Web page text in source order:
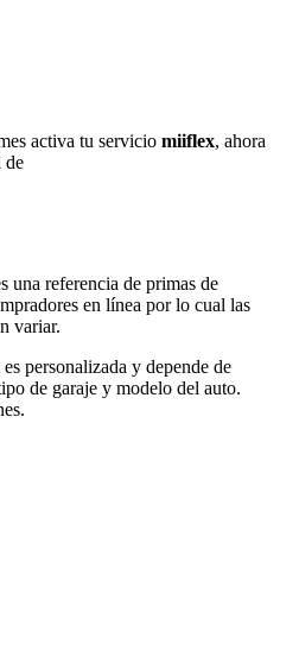
activa tu servicio miiflex, ahora
de
una referencia de primas de
en línea por lo cual las
variar.
personalizada y depende de
de garaje y modelo del auto.